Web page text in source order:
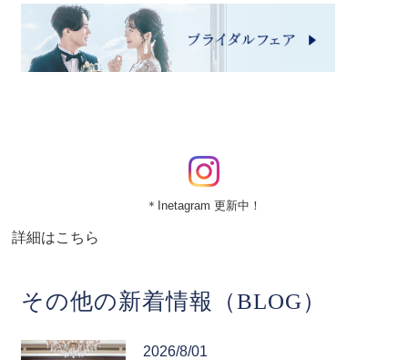
＊Inetagram 更新中！
詳細はこちら
その他の新着情報（BLOG）
2026/8/01